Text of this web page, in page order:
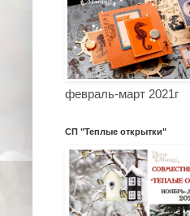
февраль-март 2021г
СП "Теплые открытки"